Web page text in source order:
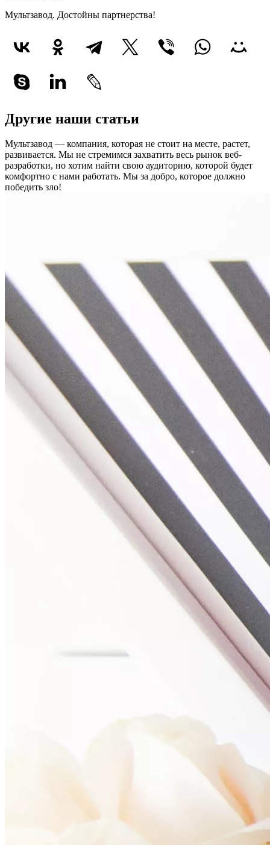
Мультзавод. Достойны партнерства!
Другие наши статьи
Мультзавод — компания, которая не стоит на месте, растет,
развивается. Мы не стремимся захватить весь рынок веб-
разработки, но хотим найти свою аудиторию, которой будет
комфортно с нами работать. Мы за добро, которое должно
победить зло!